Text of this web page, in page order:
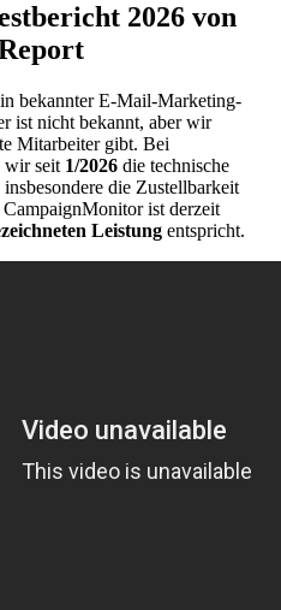
2026 von
bekannter E-Mail-Marketing-
ist nicht bekannt, aber wir
Mitarbeiter gibt. Bei
wir seit 1/2026 die technische
die Zustellbarkeit
ist derzeit
Leistung entspricht.